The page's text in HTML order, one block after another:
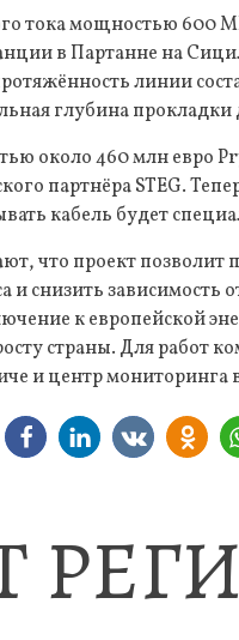
тока мощностью 600
в Партанне на
линии
глубина прокладки
около 460 млн евро
партнёра STEG.
кабель будет
что проект позволит
и снизить зависимость
к европейской
страны. Для работ
и центр мониторинга